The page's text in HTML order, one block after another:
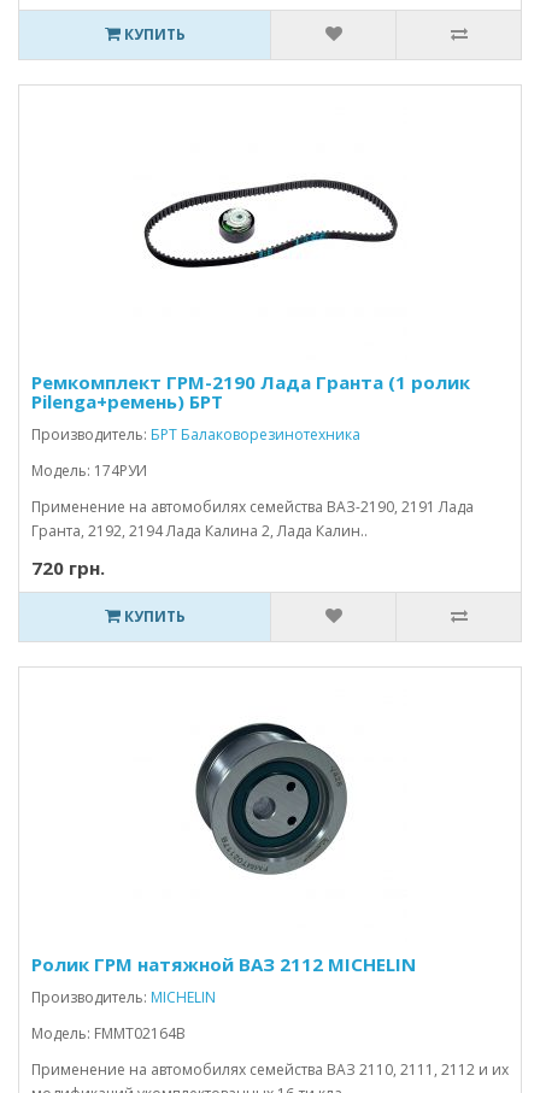
КУПИТЬ
Ремкомплект ГРМ-2190 Лада Гранта (1 ролик
Pilenga+ремень) БРТ
Производитель: БРТ Балаковорезинотехника
Модель: 174РУИ
Применение на автомобилях семейства ВАЗ-2190, 2191 Лада
Гранта, 2192, 2194 Лада Калина 2, Лада Калин..
720 грн.
КУПИТЬ
Ролик ГРМ натяжной ВАЗ 2112 MICHELIN
Производитель: MICHELIN
Модель: FMMT02164B
Применение на автомобилях семейства ВАЗ 2110, 2111, 2112 и их